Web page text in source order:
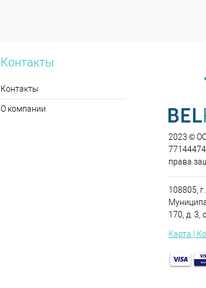
Контакты
Контакты
О компании
2023 ©
права
108805,
170, д. 3,
Карта |